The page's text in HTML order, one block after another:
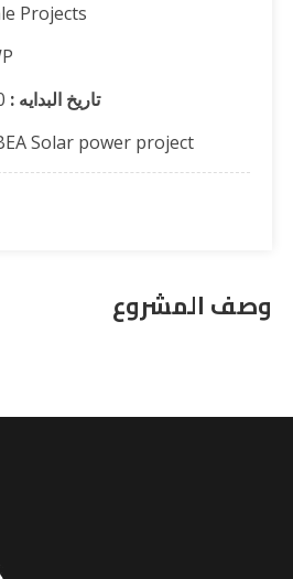
Projects
تاريخ البدايه :
Solar power project
وصف المشروع